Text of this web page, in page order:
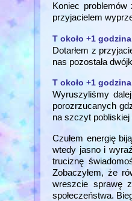
Koniec
przyjacielem
T około +1
Dotarłem z
nas pozostała
T około +1
Wyruszyliśmy
porozrzucanych
na szczyt pobliskiej
Czułem energię
wtedy jasno i
truciznę
Zobaczyłem, że
wreszcie sprawę
społeczeństwa.